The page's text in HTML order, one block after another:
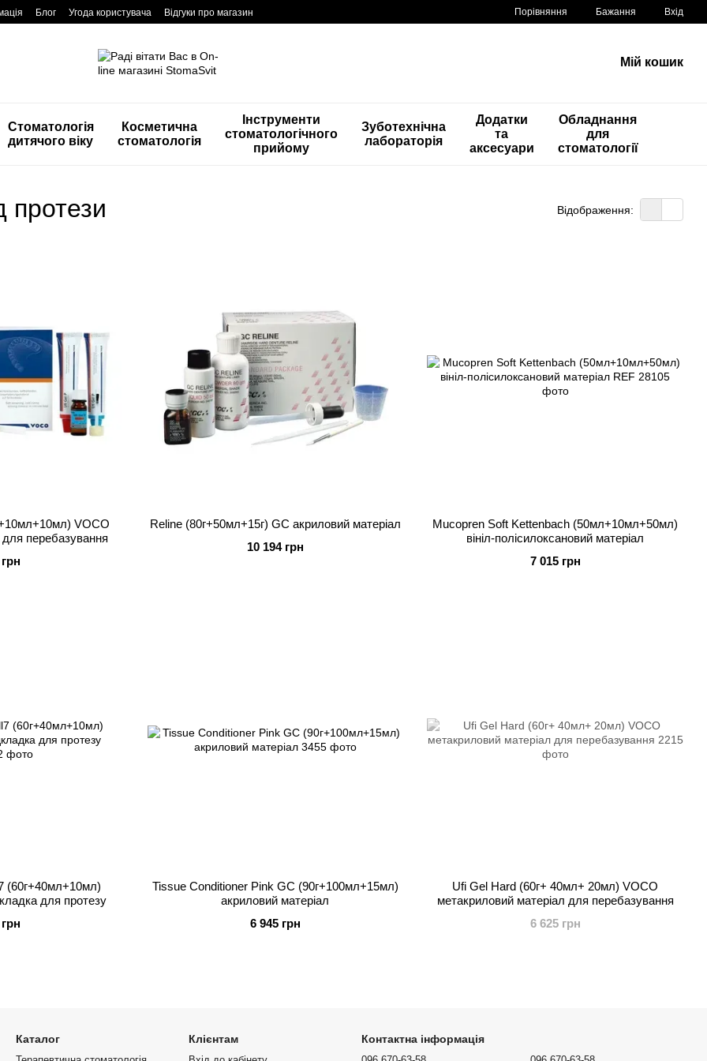
Блог Угода користувача Відгуки про магазин Порівняння Бажання Вхід
Мій кошик
Стоматологія
дитячого віку
Косметична
стоматологія
Інструменти
стоматологічного
прийому
Зуботехнічна
лабораторія
Додатки
та
аксесуари
Обладнання
для
стоматології
протези Відображення:
VOCO
для перебазування
Reline (80г+50мл+15г) GC акриловий матеріал
10 194 грн
Mucopren Soft Kettenbach (50мл+10мл+50мл)
вініл-полісилоксановий матеріал
7 015 грн
(60г+40мл+10мл)
для протезу
Tissue Conditioner Pink GC (90г+100мл+15мл)
акриловий матеріал
6 945 грн
Ufi Gel Hard (60г+ 40мл+ 20мл) VOCO
метакриловий матеріал для перебазування
6 625 грн
Каталог Клієнтам Контактна інформація